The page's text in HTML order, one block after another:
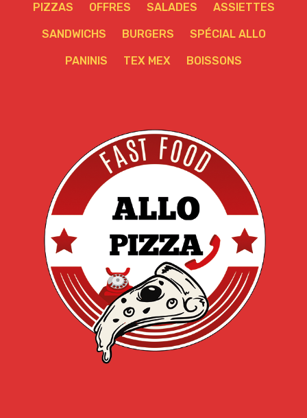
PIZZAS OFFRES SALADES ASSIETTES
SANDWICHS BURGERS SPÉCIAL ALLO
PANINIS TEX MEX BOISSONS